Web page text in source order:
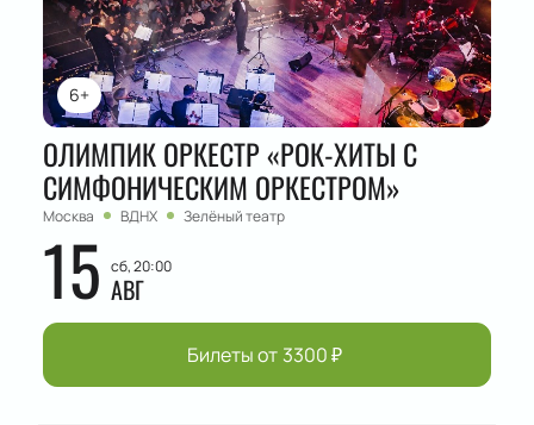
6+
ОЛИМПИК ОРКЕСТР «РОК-ХИТЫ С
СИМФОНИЧЕСКИМ ОРКЕСТРОМ»
Москва ВДНХ Зелёный театр
15 сб, 20:00
АВГ
Билеты от 3300₽